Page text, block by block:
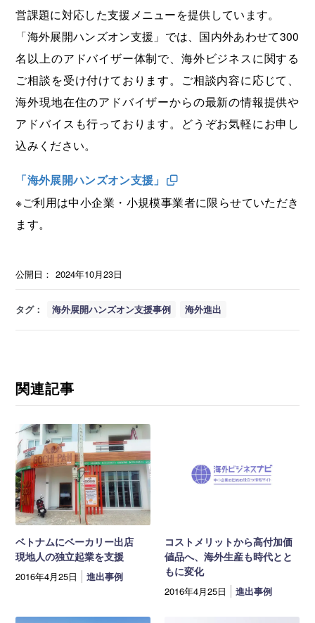
営課題に対応した支援メニューを提供しています。
「海外展開ハンズオン支援」では、国内外あわせて300
名以上のアドバイザー体制で、海外ビジネスに関する
ご相談を受け付けております。ご相談内容に応じて、
海外現地在住のアドバイザーからの最新の情報提供や
アドバイスも行っております。どうぞお気軽にお申し
込みください。
「海外展開ハンズオン支援」
※ご利用は中小企業・小規模事業者に限らせていただき
ます。
公開日： 2024年10月23日
タグ： 海外展開ハンズオン支援事例 海外進出
関連記事
ベトナムにベーカリー出店
現地人の独立起業を支援
2016年4月25日 進出事例
コストメリットから高付加価
値品へ、海外生産も時代とと
もに変化
2016年4月25日 進出事例